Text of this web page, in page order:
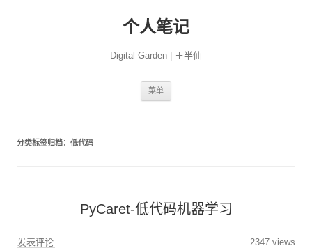
个人笔记
Digital Garden | 王半仙
菜单
分类标签归档： 低代码
PyCaret-低代码机器学习
发表评论 2347 views